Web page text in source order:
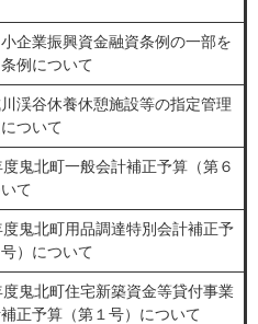
企業振興資金融資条例の一部を
例について
渓谷休養休憩施設等の指定管理
ついて
鬼北町一般会計補正予算（第６
て
鬼北町用品調達特別会計補正予
）について
鬼北町住宅新築資金等貸付事業
正予算（第１号）について